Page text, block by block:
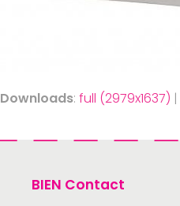
Downloads: full (2979x1637) |
BIEN Contact